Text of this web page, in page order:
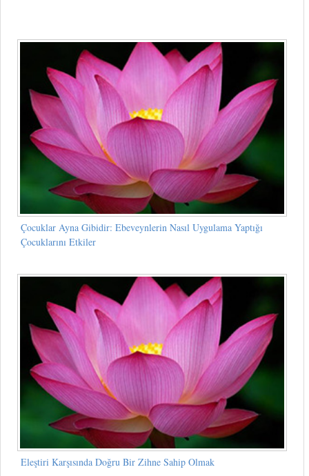
Çocuklar Ayna Gibidir: Ebeveynlerin Nasıl Uygulama Yaptığı
Çocuklarını Etkiler
Eleştiri Karşısında Doğru Bir Zihne Sahip Olmak